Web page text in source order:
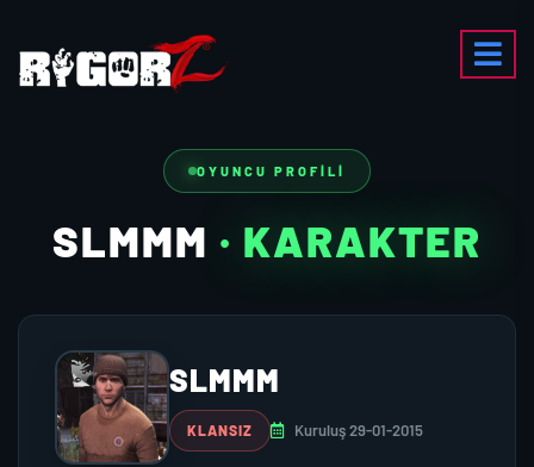
OYUNCU PROFILI
SLMMM · KARAKTER
SLMMM
KLANSIZ Kuruluş 29-01-2015